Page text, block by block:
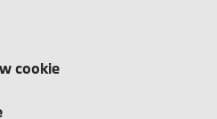
cookie